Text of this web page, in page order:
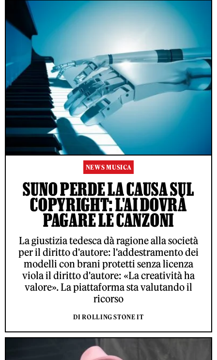
NEWS MUSICA
SUNO PERDE LA CAUSA SUL
COPYRIGHT: L'AI DOVRÀ
PAGARE LE CANZONI
La giustizia tedesca dà ragione alla società
per il diritto d'autore: l'addestramento dei
modelli con brani protetti senza licenza
viola il diritto d'autore: «La creatività ha
valore». La piattaforma sta valutando il
ricorso
DI ROLLING STONE IT